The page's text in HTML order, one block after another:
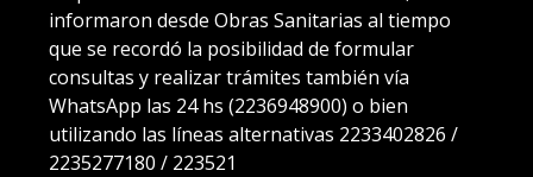
informaron desde Obras Sanitarias al tiempo
que se recordó la posibilidad de formular
consultas y realizar trámites también vía
WhatsApp las 24 hs (2236948900) o bien
utilizando las líneas alternativas 2233402826 /
2235277180 / 223521